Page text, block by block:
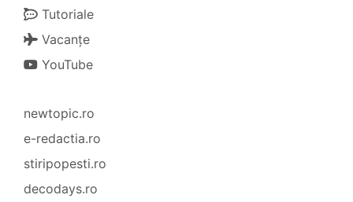
Tutoriale
Vacanțe
YouTube
newtopic.ro
e-redactia.ro
stiripopesti.ro
decodays.ro